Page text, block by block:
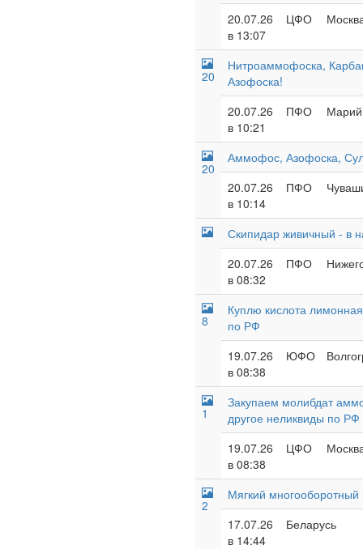
20.07.26
в 13:07
ЦФО
20
Нитроаммофоска,
Азофоска!
20.07.26
в 10:21
ПФО
20
Аммофос, Азофоска,
20.07.26
в 10:14
ПФО
Скипидар живичный - в
20.07.26
в 08:32
ПФО
8
Куплю кислота
по РФ
19.07.26
в 08:38
ЮФО
1
Закупаем молибдат
другое неликвиды по РФ
19.07.26
в 08:38
ЦФО
2
Мягкий
17.07.26
в 14:44
Беларусь